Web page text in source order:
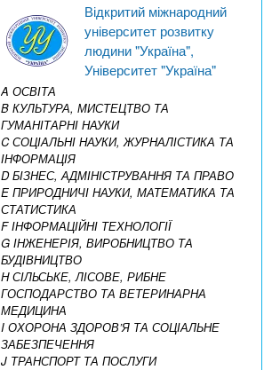
Відкритий міжнародний
університет розвитку
людини "Україна",
Університет "Україна"
A ОСВІТА
B КУЛЬТУРА, МИСТЕЦТВО ТА
ГУМАНІТАРНІ НАУКИ
C СОЦІАЛЬНІ НАУКИ, ЖУРНАЛІСТИКА ТА
ІНФОРМАЦІЯ
D БІЗНЕС, АДМІНІСТРУВАННЯ ТА ПРАВО
E ПРИРОДНИЧІ НАУКИ, МАТЕМАТИКА ТА
СТАТИСТИКА
F ІНФОРМАЦІЙНІ ТЕХНОЛОГІЇ
G ІНЖЕНЕРІЯ, ВИРОБНИЦТВО ТА
БУДІВНИЦТВО
H СІЛЬСЬКЕ, ЛІСОВЕ, РИБНЕ
ГОСПОДАРСТВО ТА ВЕТЕРИНАРНА
МЕДИЦИНА
I ОХОРОНА ЗДОРОВ’Я ТА СОЦІАЛЬНЕ
ЗАБЕЗПЕЧЕННЯ
J ТРАНСПОРТ ТА ПОСЛУГИ